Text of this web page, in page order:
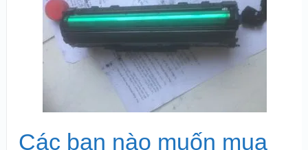
Các bạn nào muốn mua